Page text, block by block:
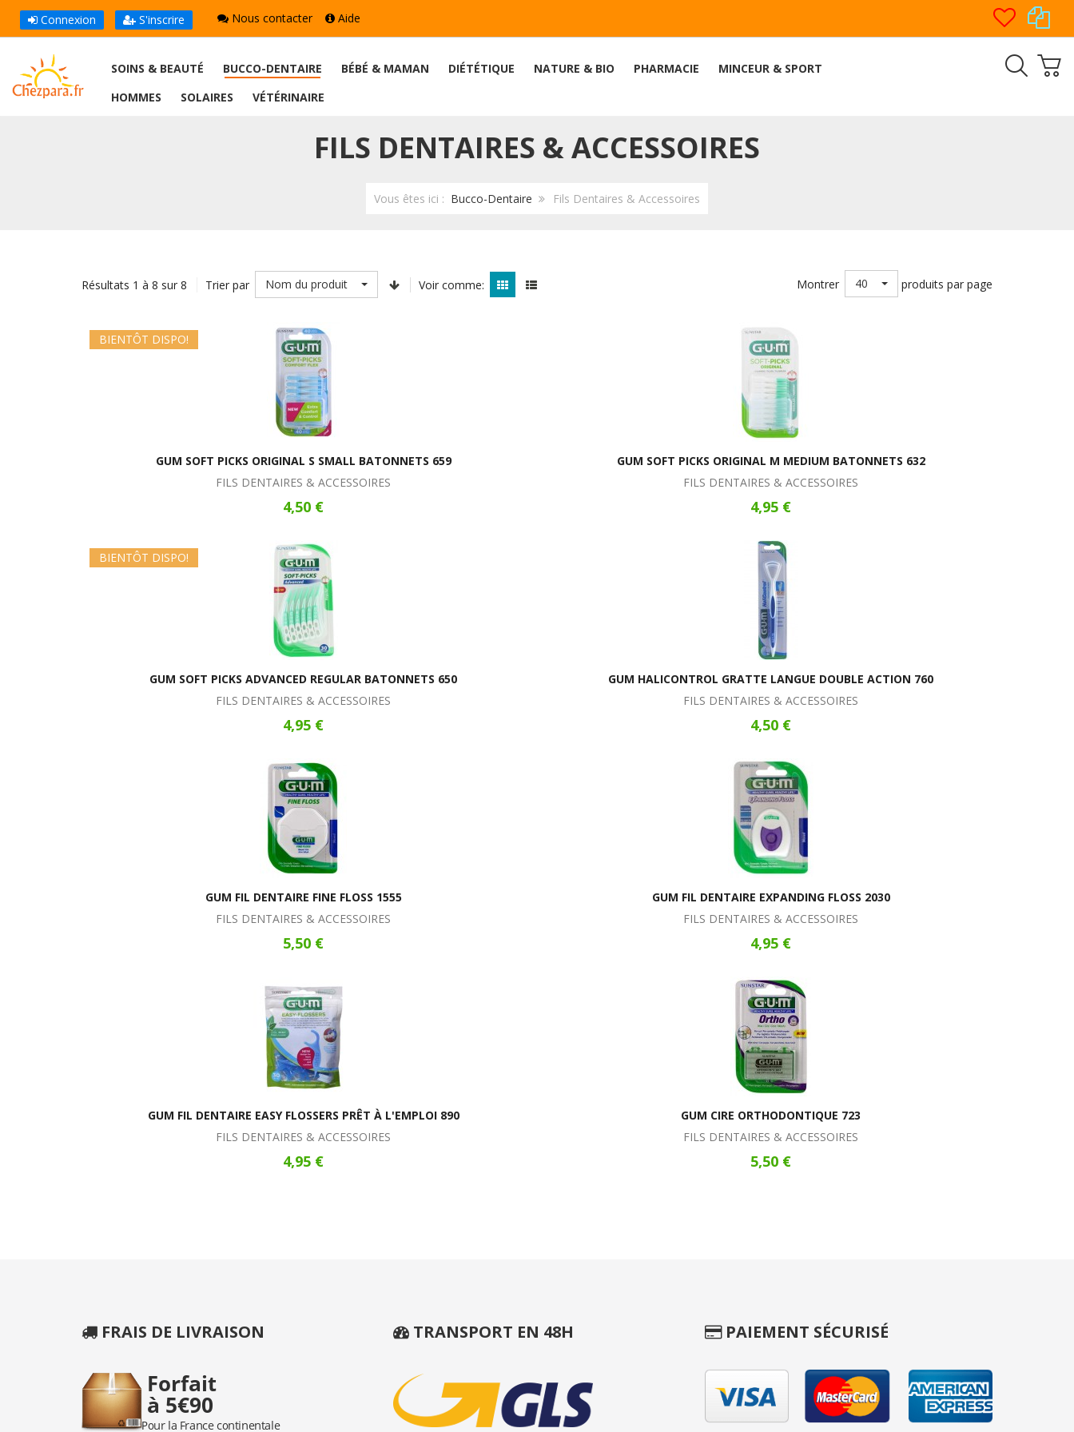
Connexion S'inscrire Nous contacter Aide
SOINS & BEAUTÉ BUCCO-DENTAIRE BÉBÉ & MAMAN DIÉTÉTIQUE NATURE & BIO PHARMACIE
MINCEUR & SPORT
HOMMES
SOLAIRES VÉTÉRINAIRE
FILS DENTAIRES & ACCESSOIRES
Vous êtes ici : Bucco-Dentaire Fils Dentaires & Accessoires
Résultats 1 à 8 sur 8 Trier par Nom du produit Voir comme: Montrer 40 produits par page
BIENTÔT DISPO!
GUM SOFT PICKS ORIGINAL S SMALL BATONNETS 659
FILS DENTAIRES & ACCESSOIRES
4,50 €
GUM SOFT PICKS ORIGINAL M MEDIUM BATONNETS 632
FILS DENTAIRES & ACCESSOIRES
4,95 €
BIENTÔT DISPO!
GUM SOFT PICKS ADVANCED REGULAR BATONNETS 650
FILS DENTAIRES & ACCESSOIRES
4,95 €
GUM HALICONTROL GRATTE LANGUE DOUBLE ACTION 760
FILS DENTAIRES & ACCESSOIRES
4,50 €
GUM FIL DENTAIRE FINE FLOSS 1555
FILS DENTAIRES & ACCESSOIRES
5,50 €
GUM FIL DENTAIRE EXPANDING FLOSS 2030
FILS DENTAIRES & ACCESSOIRES
4,95 €
GUM FIL DENTAIRE EASY FLOSSERS PRÊT À L'EMPLOI 890
FILS DENTAIRES & ACCESSOIRES
4,95 €
GUM CIRE ORTHODONTIQUE 723
FILS DENTAIRES & ACCESSOIRES
5,50 €
FRAIS DE LIVRAISON TRANSPORT EN 48H PAIEMENT SÉCURISÉ